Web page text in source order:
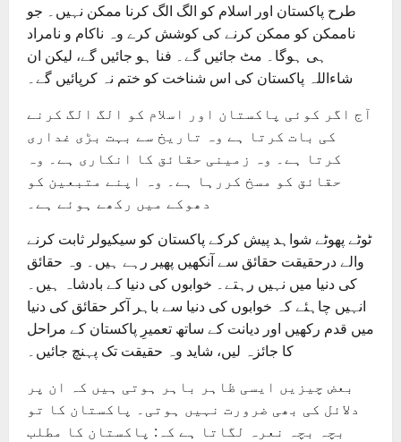
طرح پاکستان اور اسلام کو الگ الگ کرنا ممکن نہیں۔ جو
ناممکن کو ممکن کرنے کی کوشش کرے وہ ناکام و نامراد
ہی ہوگا۔ مٹ جائیں گے۔ فنا ہو جائیں گے، لیکن ان
شاءاللہ پاکستان کی اس شناخت کو ختم نہ کرپائیں گے۔
آج اگر کوئی پاکستان اور اسلام کو الگ الگ کرنے
کی بات کرتا ہے وہ تاریخ سے بہت بڑی غداری
کرتا ہے۔ وہ زمینی حقائق کا انکاری ہے۔ وہ
حقائق کو مسخ کررہا ہے۔ وہ اپنے متبعین کو
دھوکے میں رکھے ہوئے ہے۔
ٹوٹے پھوٹے شواہد پیش کرکے پاکستان کو سیکیولر ثابت کرنے
والے درحقیقت حقائق سے آنکھیں پھیر رہے ہیں۔ وہ حقائق
کی دنیا میں نہیں رہتے۔ خوابوں کی دنیا کے بادشاہ ہیں۔
انہیں چاہئے کہ خوابوں کی دنیا سے باہر آکر حقائق کی دنیا
میں قدم رکھیں اور دیانت کے ساتھ تعمیرِ پاکستان کے مراحل
کا جائزہ لیں، شاید وہ حقیقت تک پہنچ جائیں۔
بعض چیزیں ایسی ظاہر باہر ہوتی ہیں کہ ان پر
دلائل کی بھی ضرورت نہیں ہوتی۔ پاکستان کا تو
بچہ بچہ نعرہ لگاتا ہے کہ: پاکستان کا مطلب